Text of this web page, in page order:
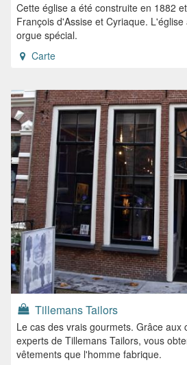
Cette église a été construite en 1882
François d'Assise et Cyriaque.
orgue spécial.
Carte
Tillemans Tailors
Le cas des vrais gourmets. Grâce aux
experts de Tillemans Tailors, vous
vêtements que l'homme fabrique.